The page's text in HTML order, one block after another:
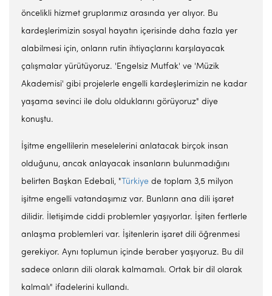
öncelikli hizmet gruplarımız arasında yer alıyor. Bu
kardeşlerimizin sosyal hayatın içerisinde daha fazla yer
alabilmesi için, onların rutin ihtiyaçlarını karşılayacak
çalışmalar yürütüyoruz. 'Engelsiz Mutfak' ve 'Müzik
Akademisi' gibi projelerle engelli kardeşlerimizin ne kadar
yaşama sevinci ile dolu olduklarını görüyoruz" diye
konuştu.
İşitme engellilerin meselelerini anlatacak birçok insan
olduğunu, ancak anlayacak insanların bulunmadığını
belirten Başkan Edebali, " Türkiye de toplam 3,5 milyon
işitme engelli vatandaşımız var. Bunların ana dili işaret
dilidir. İletişimde ciddi problemler yaşıyorlar. İşiten fertlerle
anlaşma problemleri var. İşitenlerin işaret dili öğrenmesi
gerekiyor. Aynı toplumun içinde beraber yaşıyoruz. Bu dil
sadece onların dili olarak kalmamalı. Ortak bir dil olarak
kalmalı" ifadelerini kullandı.